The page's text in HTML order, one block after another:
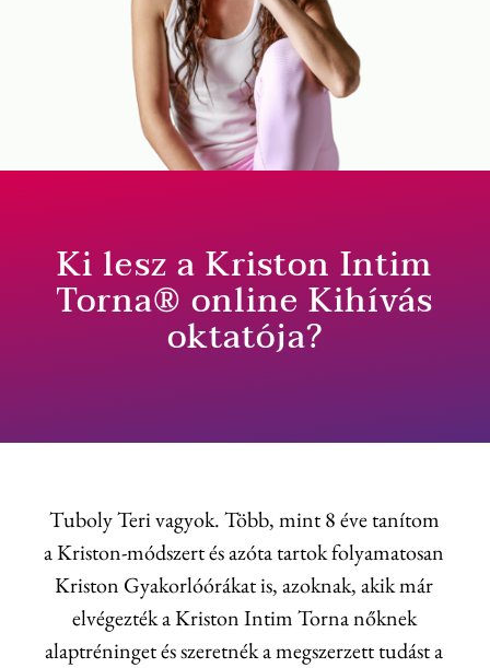
Ki lesz a Kriston Intim
Torna® online Kihívás
oktatója?
Tuboly Teri vagyok. Több, mint 8 éve tanítom
a Kriston-módszert és azóta tartok folyamatosan
Kriston Gyakorlóórákat is, azoknak, akik már
elvégezték a Kriston Intim Torna nőknek
alaptréninget és szeretnék a megszerzett tudást a